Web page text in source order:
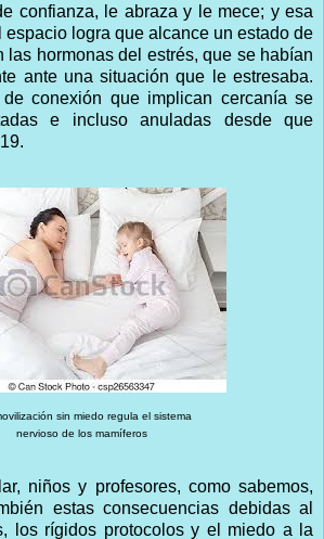
confianza, le abraza y le mece; y esa
logra que alcance un estado de
las hormonas del estrés, que se habían
ante una situación que le estresaba.
conexión que implican cercanía se
e incluso anuladas desde que
sin miedo regula el sistema
nervioso de los mamíferos
niños y profesores, como sabemos,
estas consecuencias debidas al
los rígidos protocolos y el miedo a la